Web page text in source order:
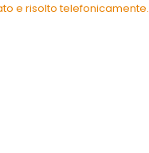
e risolto telefonicamente.